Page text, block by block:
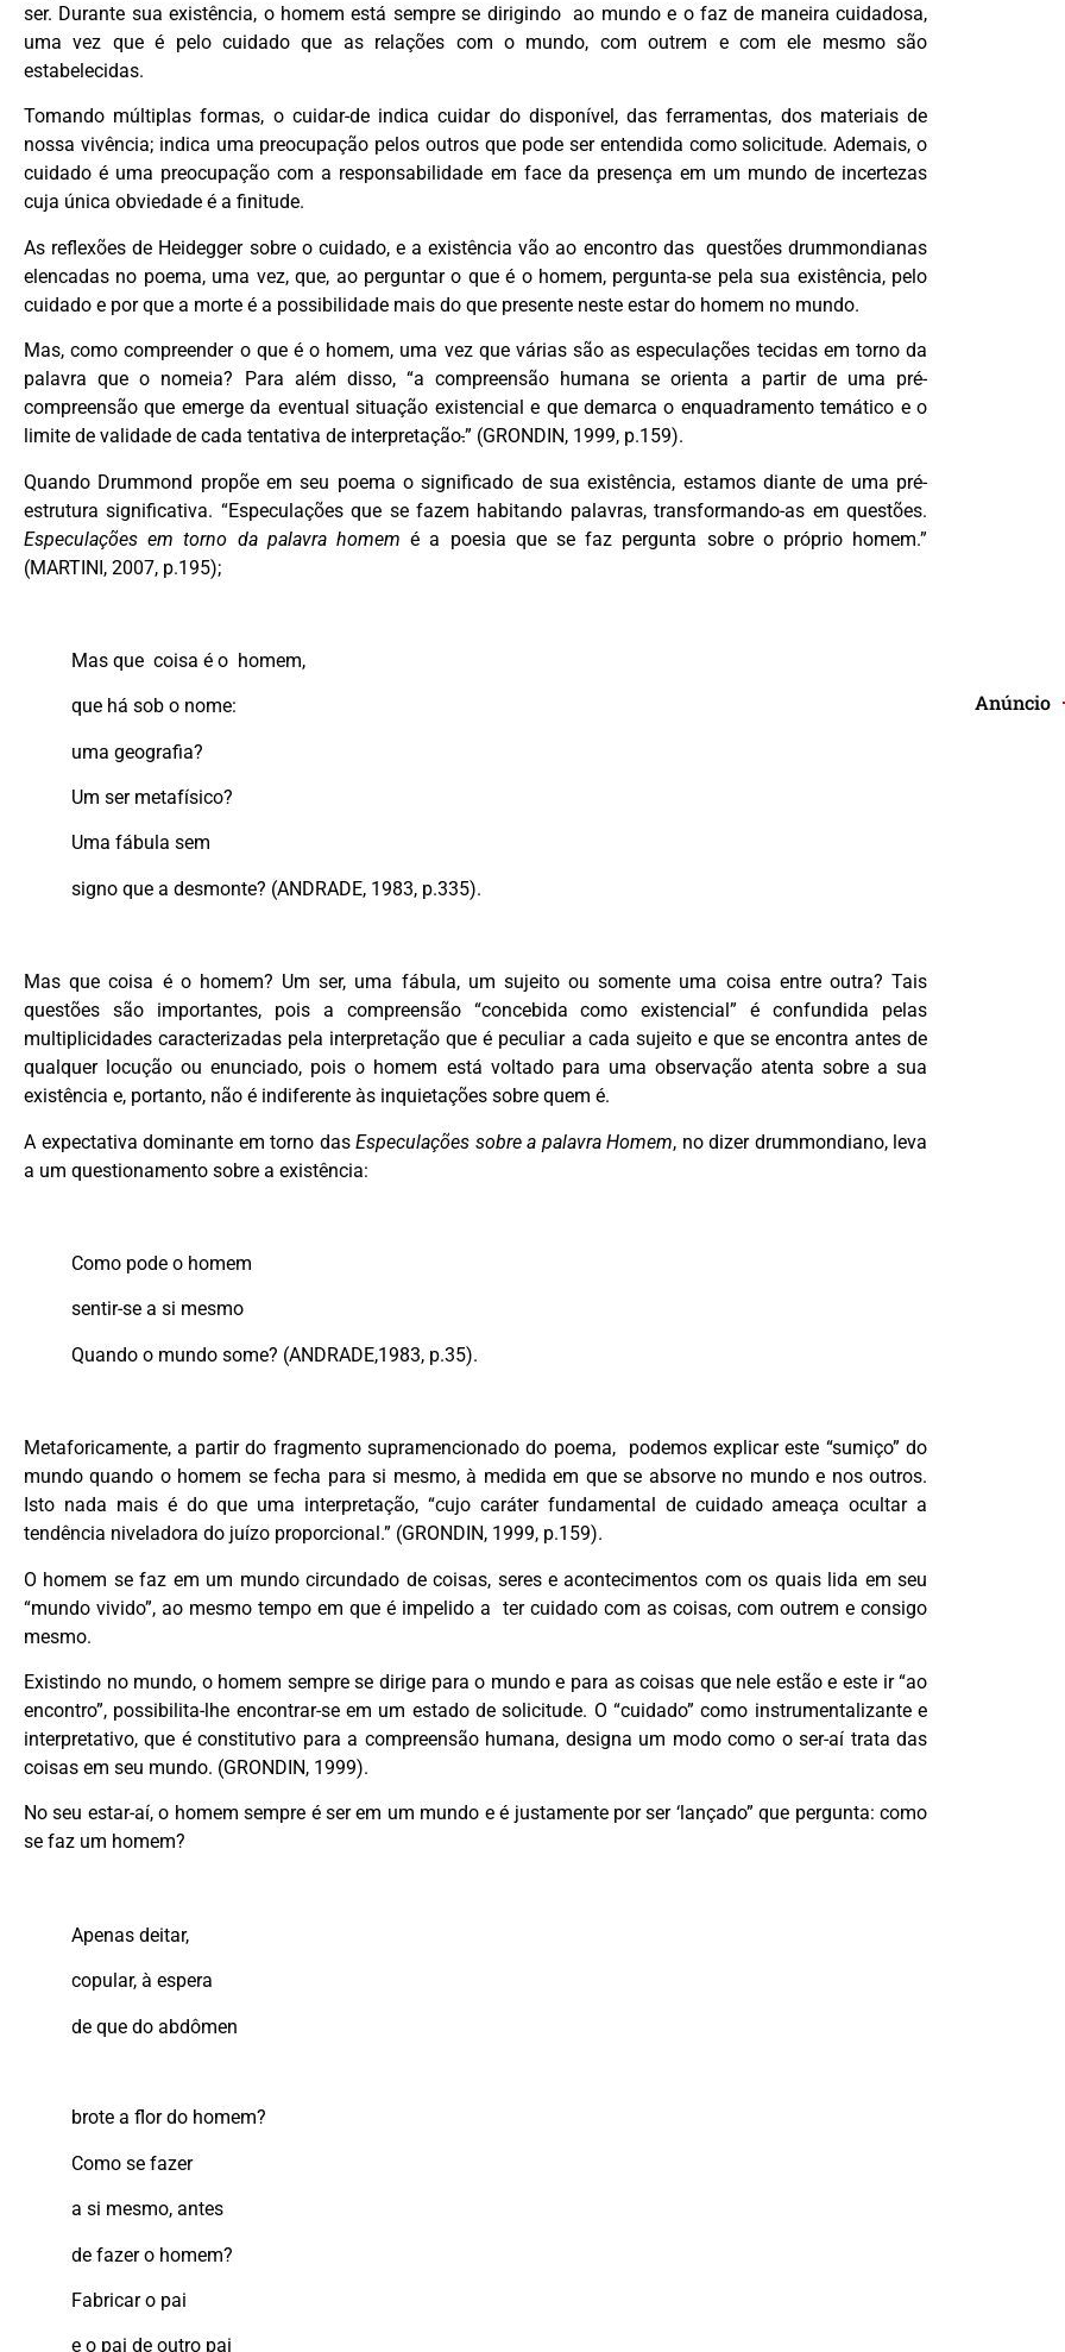
ser. Durante sua existência, o homem está sempre se dirigindo ao mundo e o faz de maneira cuidadosa,
uma vez que é pelo cuidado que as relações com o mundo, com outrem e com ele mesmo são
estabelecidas.
Tomando múltiplas formas, o cuidar-de indica cuidar do disponível, das ferramentas, dos materiais de
nossa vivência; indica uma preocupação pelos outros que pode ser entendida como solicitude. Ademais, o
cuidado é uma preocupação com a responsabilidade em face da presença em um mundo de incertezas
cuja única obviedade é a finitude.
As reflexões de Heidegger sobre o cuidado, e a existência vão ao encontro das questões drummondianas
elencadas no poema, uma vez, que, ao perguntar o que é o homem, pergunta-se pela sua existência, pelo
cuidado e por que a morte é a possibilidade mais do que presente neste estar do homem no mundo.
Mas, como compreender o que é o homem, uma vez que várias são as especulações tecidas em torno da
palavra que o nomeia? Para além disso, “a compreensão humana se orienta a partir de uma pré-
compreensão que emerge da eventual situação existencial e que demarca o enquadramento temático e o
limite de validade de cada tentativa de interpretação.” (GRONDIN, 1999, p.159).
Quando Drummond propõe em seu poema o significado de sua existência, estamos diante de uma pré-
estrutura significativa. “Especulações que se fazem habitando palavras, transformando-as em questões.
Especulações em torno da palavra homem é a poesia que se faz pergunta sobre o próprio homem.”
(MARTINI, 2007, p.195);
Mas que coisa é o homem,
que há sob o nome:
uma geografia?
Um ser metafísico?
Uma fábula sem
signo que a desmonte? (ANDRADE, 1983, p.335).
Mas que coisa é o homem? Um ser, uma fábula, um sujeito ou somente uma coisa entre outra? Tais
questões são importantes, pois a compreensão “concebida como existencial” é confundida pelas
multiplicidades caracterizadas pela interpretação que é peculiar a cada sujeito e que se encontra antes de
qualquer locução ou enunciado, pois o homem está voltado para uma observação atenta sobre a sua
existência e, portanto, não é indiferente às inquietações sobre quem é.
A expectativa dominante em torno dasEspeculações sobre a palavra Homem, no dizer drummondiano, leva
a um questionamento sobre a existência:
Como pode o homem
sentir-se a si mesmo
Quando o mundo some? (ANDRADE,1983, p.35).
Metaforicamente, a partir do fragmento supramencionado do poema,
podemos explicar este “sumiço” do
mundo quando o homem se fecha para si mesmo, à medida em que se absorve no mundo e nos outros.
Isto nada mais é do que uma interpretação, “cujo caráter fundamental de cuidado ameaça ocultar a
tendência niveladora do juízo proporcional.” (GRONDIN, 1999, p.159).
O homem se faz em um mundo circundado de coisas, seres e acontecimentos com os quais lida em seu
“mundo vivido”, ao mesmo tempo em que é impelido a ter cuidado com as coisas, com outrem e consigo
mesmo.
Existindo no mundo, o homem sempre se dirige para o mundo e para as coisas que nele estão e este ir “ao
encontro”, possibilita-lhe encontrar-se em um estado de solicitude. O “cuidado” como instrumentalizante e
interpretativo, que é constitutivo para a compreensão humana, designa um modo como o ser-aí trata das
coisas em seu mundo. (GRONDIN, 1999).
No seu estar-aí, o homem sempre é ser em um mundo e é justamente por ser ‘lançado” que pergunta: como
se faz um homem?
Apenas deitar,
copular, à espera
de que do abdômen
brote a flor do homem?
Como se fazer
a si mesmo, antes
de fazer o homem?
Fabricar o pai
e o pai de outro pai
Anúncio